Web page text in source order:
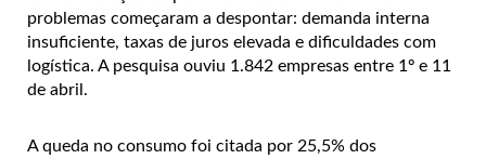
problemas começaram a despontar: demanda interna
insuficiente, taxas de juros elevada e dificuldades com
logística. A pesquisa ouviu 1.842 empresas entre 1º e 11
de abril.
A queda no consumo foi citada por 25,5% dos